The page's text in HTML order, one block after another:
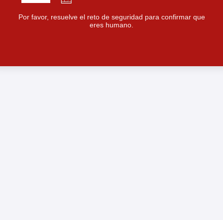
Por favor, resuelve el reto de seguridad para confirmar que
eres humano.